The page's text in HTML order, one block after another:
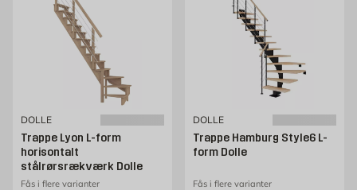
DOLLE
Trappe Lyon L-form
horisontalt
stålrørsrækværk Dolle
Fås i flere varianter
DOLLE
Trappe Hamburg Style6 L-
form Dolle
Fås i flere varianter